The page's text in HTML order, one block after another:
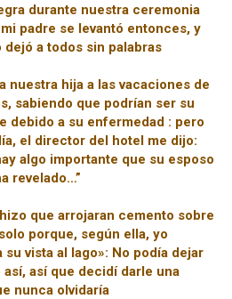
durante nuestra ceremonia
padre se levantó entonces, y
dejó a todos sin palabras
nuestra hija a las vacaciones de
sabiendo que podrían ser su
debido a su enfermedad : pero
el director del hotel me dijo:
algo importante que su esposo
revelado…”
que arrojaran cemento sobre
porque, según ella, yo
su vista al lago»: No podía dejar
así, así que decidí darle una
nunca olvidaría